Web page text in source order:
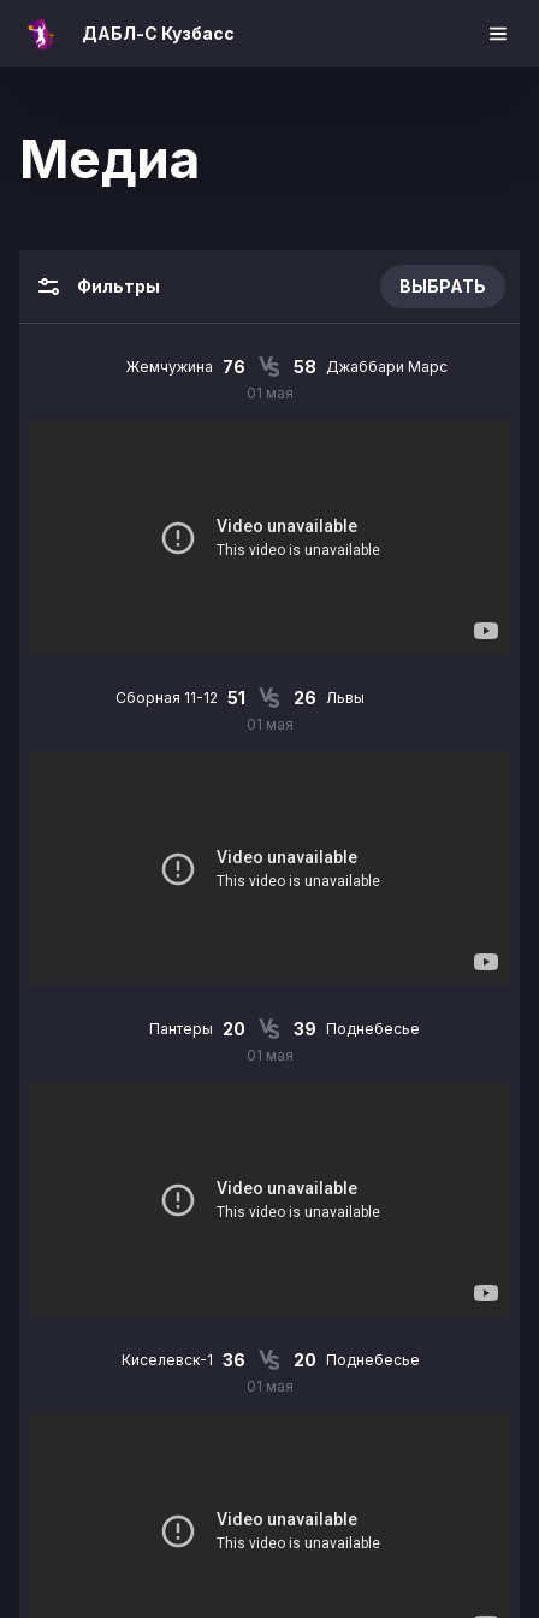
ДАБЛ-С Кузбасс
Медиа
Фильтры ВЫБРАТЬ
01 мая
Жемчужина 76 58 Джаббари Марс
01 мая
Сборная 11-12 51 26 Львы
01 мая
Пантеры 20 39 Поднебесье
01 мая
Киселевск-1 36 20 Поднебесье